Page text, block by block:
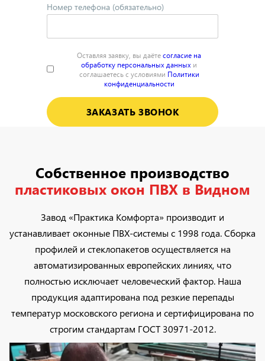
Номер телефона (обязательно)
Оставляя заявку, вы даётесогласие на
обработку персональных данных и
соглашаетесь с условиями Политики
конфиденциальности
ЗАКАЗАТЬ ЗВОНОК
Собственное производство
пластиковых окон ПВХ в Видном
Завод «Практика Комфорта» производит и
устанавливает оконные ПВХ-системы с 1998 года. Сборка
профилей и стеклопакетов осуществляется на
автоматизированных европейских линиях, что
полностью исключает человеческий фактор. Наша
продукция адаптирована под резкие перепады
температур московского региона и сертифицирована по
строгим стандартам ГОСТ 30971-2012.